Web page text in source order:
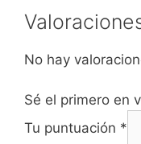
No hay
Sé el primero en
Tu puntuación *